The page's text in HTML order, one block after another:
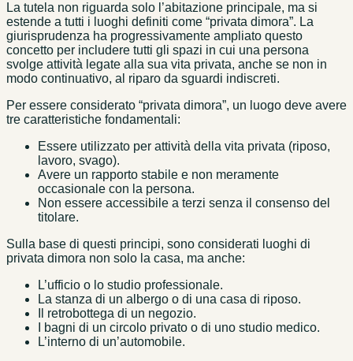
La tutela non riguarda solo l’abitazione principale, ma si
estende a tutti i luoghi definiti come “privata dimora”. La
giurisprudenza ha progressivamente ampliato questo
concetto per includere tutti gli spazi in cui una persona
svolge attività legate alla sua vita privata, anche se non in
modo continuativo, al riparo da sguardi indiscreti.
Per essere considerato “privata dimora”, un luogo deve avere
tre caratteristiche fondamentali:
Essere utilizzato per attività della vita privata (riposo,
lavoro, svago).
Avere un rapporto stabile e non meramente
occasionale con la persona.
Non essere accessibile a terzi senza il consenso del
titolare.
Sulla base di questi principi, sono considerati luoghi di
privata dimora non solo la casa, ma anche:
L’ufficio o lo studio professionale.
La stanza di un albergo o di una casa di riposo.
Il retrobottega di un negozio.
I bagni di un circolo privato o di uno studio medico.
L’interno di un’automobile.